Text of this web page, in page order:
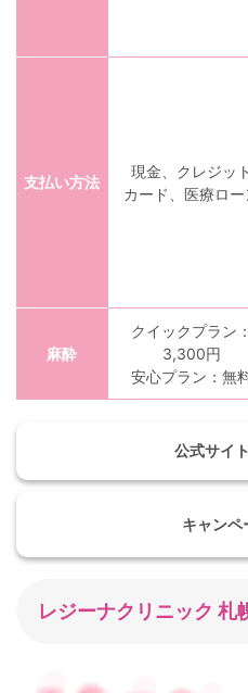
支払い方法
現金、クレジット
カード、医療ロー
麻酔
クイックプラン：
3,300円
安心プラン：無
公式サイ
キャンペ
レジーナクリニック 札